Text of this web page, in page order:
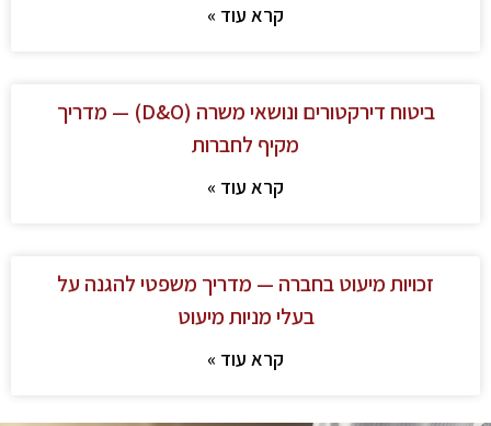
קרא עוד »
ביטוח דירקטורים ונושאי משרה (D&O) — מדריך
מקיף לחברות
קרא עוד »
זכויות מיעוט בחברה — מדריך משפטי להגנה על
בעלי מניות מיעוט
קרא עוד »